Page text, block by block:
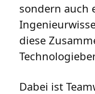
sondern auch
diese
Dabei ist